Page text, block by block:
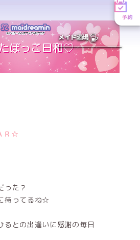
予約
メイド酒場
Ｒ☆
った？
待ってるね☆
るとの出逢いに感謝の毎日